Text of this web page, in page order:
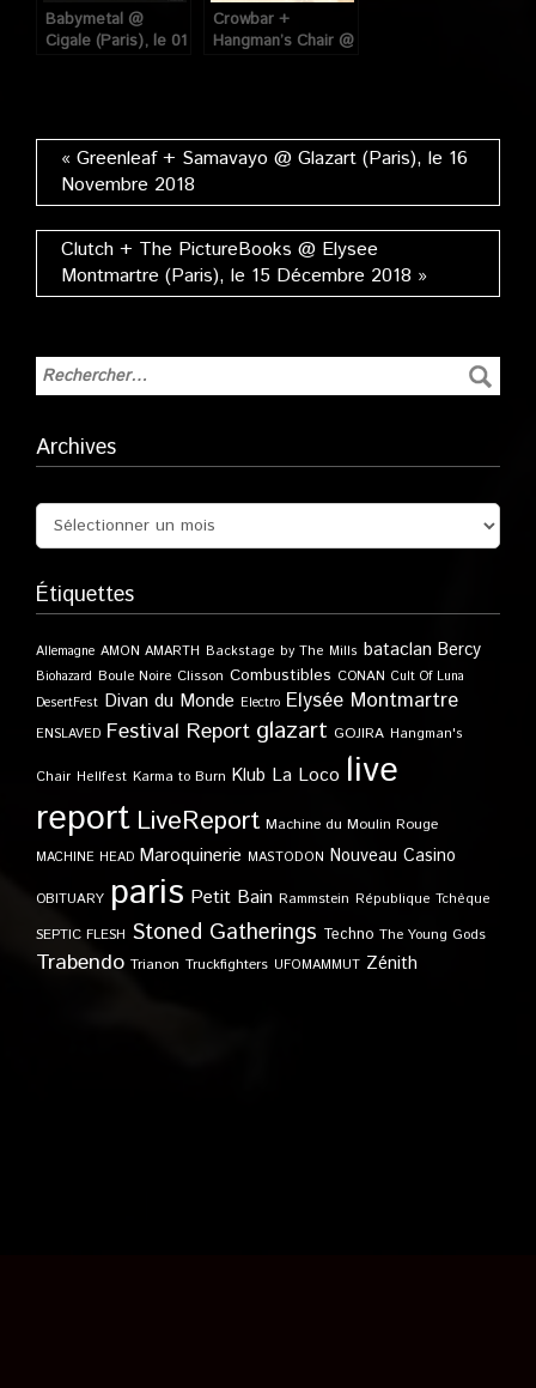
Babymetal @
Cigale (Paris), le 01
Crowbar +
Hangman’s Chair @
« Greenleaf + Samavayo @ Glazart (Paris), le 16
Novembre 2018
Clutch + The PictureBooks @ Elysee
Montmartre (Paris), le 15 Décembre 2018 »
Archives
Étiquettes
Allemagne AMON AMARTH Backstage by The Mills bataclan Bercy
Biohazard Boule Noire Clisson Combustibles CONAN Cult Of Luna
DesertFest Divan du Monde Electro Elysée Montmartre
ENSLAVED Festival Report glazart GOJIRA Hangman's
Chair Hellfest Karma to Burn Klub La Loco live
report LiveReport Machine du Moulin Rouge
MACHINE HEAD Maroquinerie MASTODON Nouveau Casino
OBITUARY paris Petit Bain Rammstein République Tchèque
SEPTIC FLESH Stoned Gatherings Techno The Young Gods
Trabendo Trianon Truckfighters UFOMAMMUT Zénith